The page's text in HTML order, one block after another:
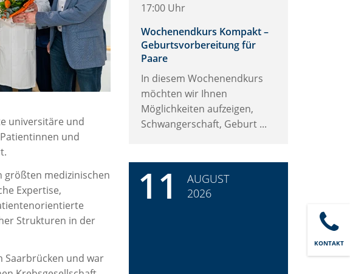
KONTAKT
universitäre und
und
größten medizinischen
Expertise,
Strukturen in der
Saarbrücken und war
17:00 Uhr
Wochenendkurs Kompakt –
Geburtsvorbereitung für
Paare
In diesem Wochenendkurs
möchten wir Ihnen
Möglichkeiten aufzeigen,
Schwangerschaft, Geburt ...
11
AUGUST
2026